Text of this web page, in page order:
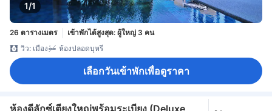
1/1
26 ตารางเมตร
เข้าพักได้สูงสุด: ผู้ใหญ่ 3 คน
วิว: เมือง
ห้องปลอดบุหรี่
เลือกวันเข้าพักเพื่อดูราคา